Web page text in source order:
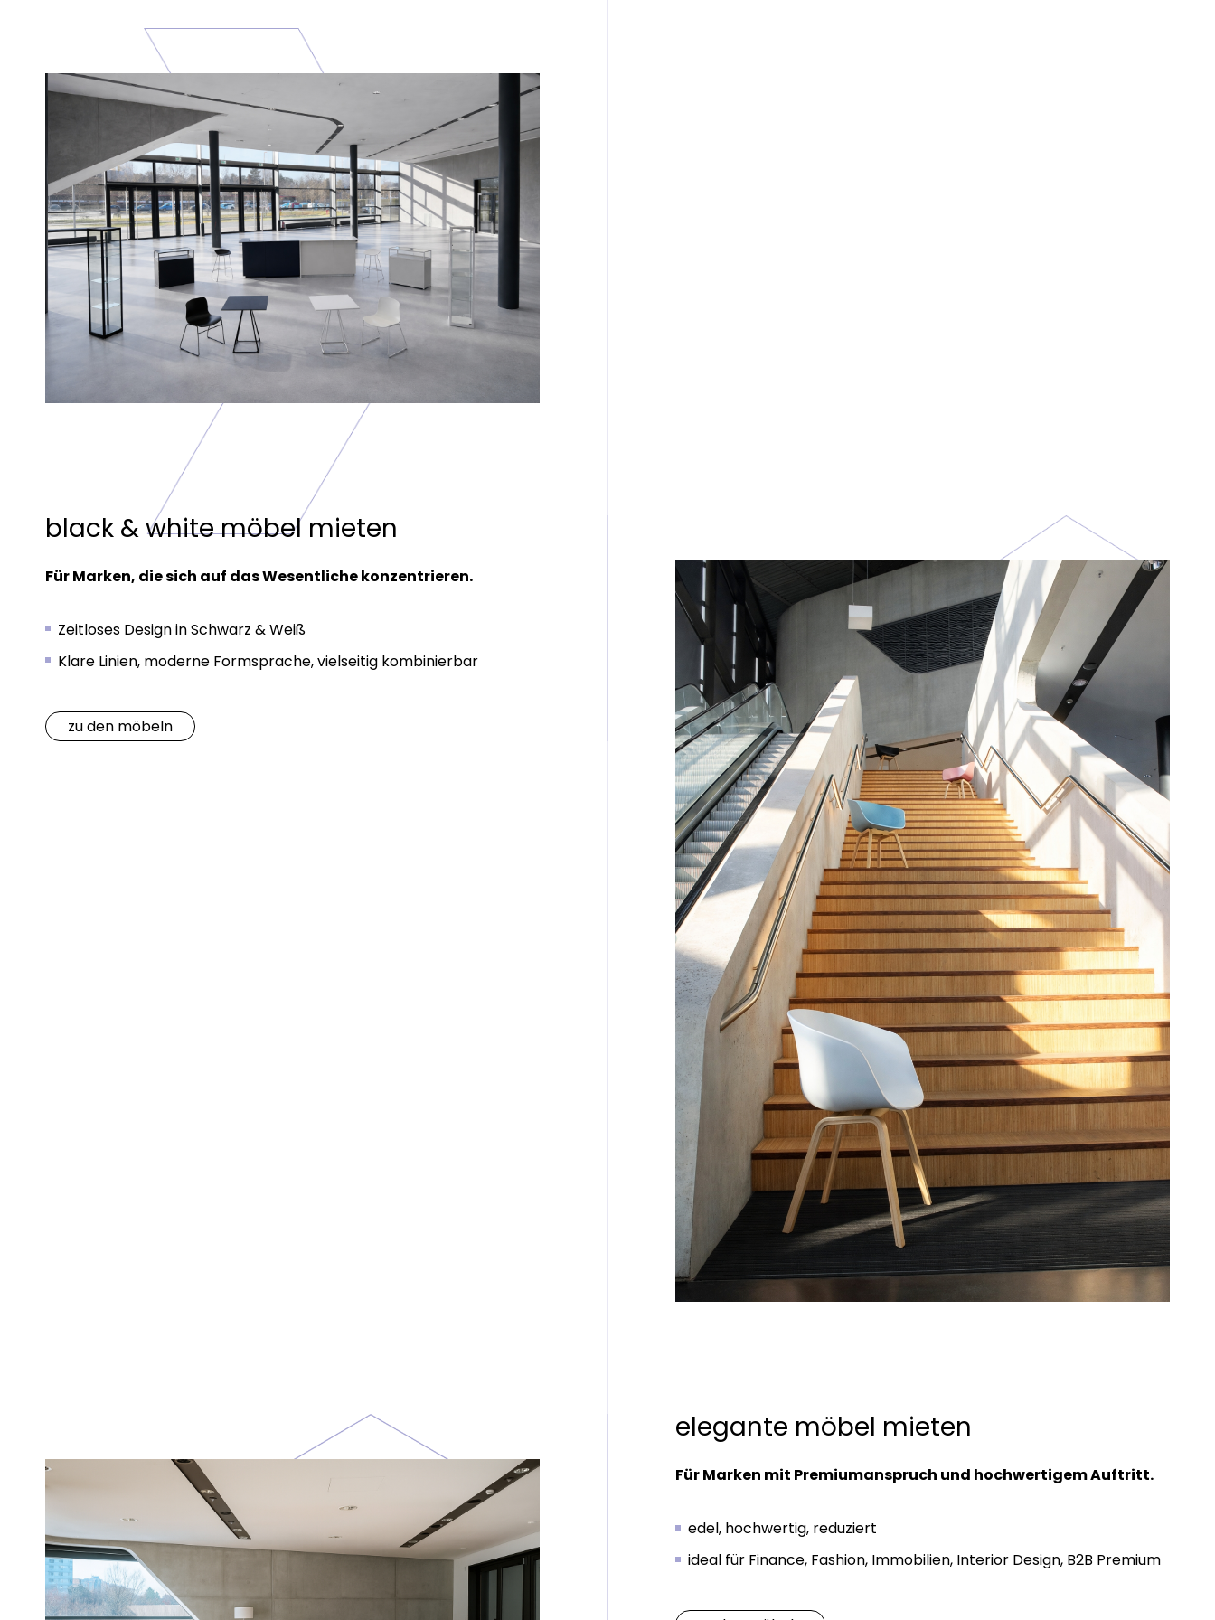
black & white möbel mieten
Für Marken, die sich auf das Wesentliche konzentrieren.
Zeitloses Design in Schwarz & Weiß
Klare Linien, moderne Formsprache, vielseitig kombinierbar
zu den möbeln
elegante möbel mieten
Für Marken mit Premiumanspruch und hochwertigem Auftritt.
edel, hochwertig, reduziert
ideal für Finance, Fashion, Immobilien, Interior Design, B2B Premium